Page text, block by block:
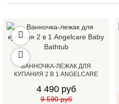
ВАННОЧКА-ЛЕЖАК ДЛЯ
КУПАНИЯ 2 В 1 ANGELCARE
4 490 руб
9 590 руб